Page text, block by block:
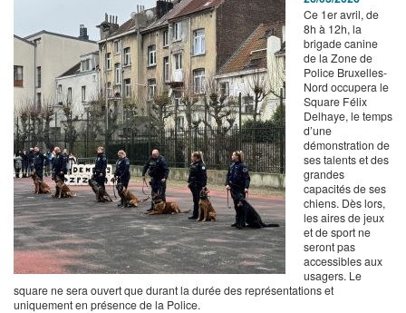
Ce 1er avril, de
8h à 12h, la
brigade canine
de la Zone de
Police Bruxelles-
Nord occupera le
Square Félix
Delhaye, le temps
d’une
démonstration de
ses talents et des
grandes
capacités de ses
chiens. Dès lors,
les aires de jeux
et de sport ne
seront pas
accessibles aux
usagers. Le
square ne sera ouvert que durant la durée des représentations et
uniquement en présence de la Police.